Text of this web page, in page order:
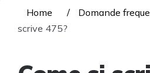
Home Domande
scrive 475?